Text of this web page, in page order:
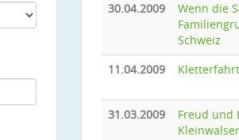
30.04.2009
Wenn die
Schweiz
11.04.2009
31.03.2009
Freud und